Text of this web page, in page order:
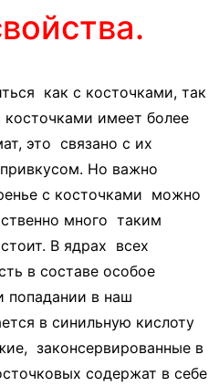
как с косточками, так
косточками имеет более
это связано с их
Но важно
с косточками можно
много таким
В ядрах всех
в составе особое
попадании в наш
в синильную кислоту
законсервированные в
содержат в себе